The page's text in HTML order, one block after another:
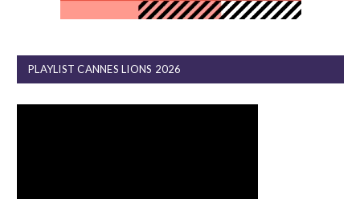
PLAYLIST CANNES LIONS 2026